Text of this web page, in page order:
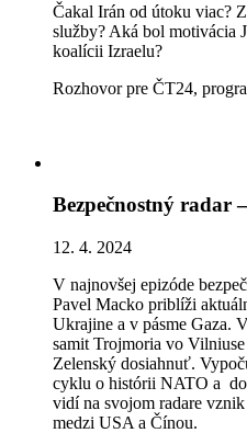
Čakal Irán od útoku viac?
služby? Aká bol motivácia
koalícii Izraelu?
Rozhovor pre ČT24,
Bezpečnostný radar
12. 4. 2024
V najnovšej epizóde
Pavel Macko priblíži
Ukrajine a v pásme Gaza.
samit Trojmoria vo
Zelenský dosiahnuť.
cyklu o histórii NATO a
vidí na svojom radare
medzi USA a Čínou.